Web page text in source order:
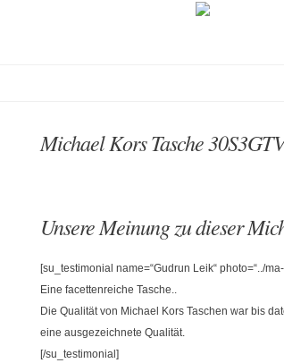
Michael Kors Tasche
Unsere Meinung zu dieser
[su_testimonial name=“Gudrun Leik“ photo=“../
Eine facettenreiche Tasche..
Die Qualität von Michael Kors Taschen war bis
eine ausgezeichnete Qualität.
[/su_testimonial]